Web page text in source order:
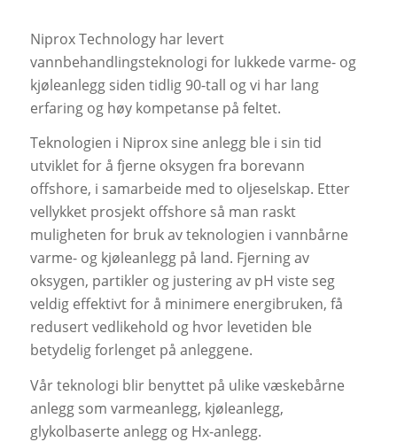
Niprox Technology har levert
vannbehandlingsteknologi for lukkede varme- og
kjøleanlegg siden tidlig 90-tall og vi har lang
erfaring og høy kompetanse på feltet.
Teknologien i Niprox sine anlegg ble i sin tid
utviklet for å fjerne oksygen fra borevann
offshore, i samarbeide med to oljeselskap. Etter
vellykket prosjekt offshore så man raskt
muligheten for bruk av teknologien i vannbårne
varme- og kjøleanlegg på land. Fjerning av
oksygen, partikler og justering av pH viste seg
veldig effektivt for å minimere energibruken, få
redusert vedlikehold og hvor levetiden ble
betydelig forlenget på anleggene.
Vår teknologi blir benyttet på ulike væskebårne
anlegg som varmeanlegg, kjøleanlegg,
glykolbaserte anlegg og Hx-anlegg.